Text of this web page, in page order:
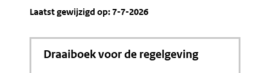
Laatst gewijzigd op: 7-7-2026
Draaiboek voor de regelgeving